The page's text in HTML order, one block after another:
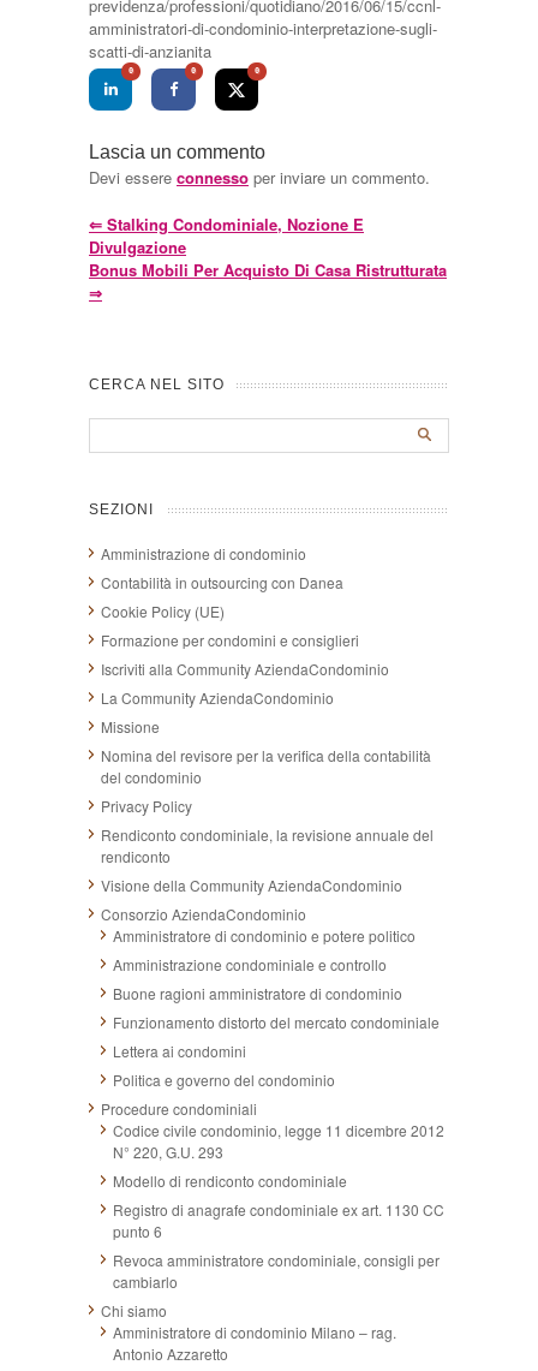
previdenza/professioni/quotidiano/2016/06/15/ccnl-
amministratori-di-condominio-interpretazione-sugli-
scatti-di-anzianita
0 0 0
Lascia un commento
Devi essere connesso per inviare un commento.
⇐ Stalking Condominiale, Nozione E
Divulgazione
Bonus Mobili Per Acquisto Di Casa Ristrutturata
⇒
CERCA NEL SITO
SEZIONI
Amministrazione di condominio
Contabilità in outsourcing con Danea
Cookie Policy (UE)
Formazione per condomini e consiglieri
Iscriviti alla Community AziendaCondominio
La Community AziendaCondominio
Missione
Nomina del revisore per la verifica della contabilità
del condominio
Privacy Policy
Rendiconto condominiale, la revisione annuale del
rendiconto
Visione della Community AziendaCondominio
Consorzio AziendaCondominio
Amministratore di condominio e potere politico
Amministrazione condominiale e controllo
Buone ragioni amministratore di condominio
Funzionamento distorto del mercato condominiale
Lettera ai condomini
Politica e governo del condominio
Procedure condominiali
Codice civile condominio, legge 11 dicembre 2012
N° 220, G.U. 293
Modello di rendiconto condominiale
Registro di anagrafe condominiale ex art. 1130 CC
punto 6
Revoca amministratore condominiale, consigli per
cambiarlo
Chi siamo
Amministratore di condominio Milano – rag.
Antonio Azzaretto